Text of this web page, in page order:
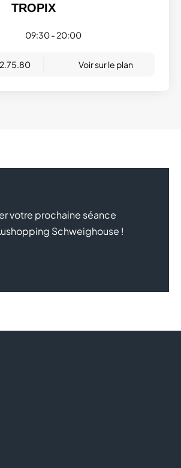
TROPIX
09:30 - 20:00
Voir sur le plan
votre prochaine séance
Schweighouse !